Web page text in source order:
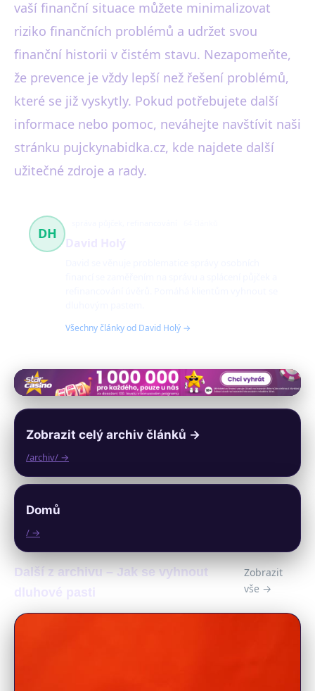
vaší finanční situace můžete minimalizovat
riziko finančních problémů a udržet svou
finanční historii v čistém stavu. Nezapomeňte,
že prevence je vždy lepší než řešení problémů,
které se již vyskytly. Pokud potřebujete další
informace nebo pomoc, neváhejte navštívit naši
stránku pujckynabidka.cz, kde najdete další
užitečné zdroje a rady.
DH
Všechny články od David Holý →
Zobrazit celý archiv článků →
/archiv/ →
Domů
/ →
Další z archivu – Jak se vyhnout
dluhové pasti
Zobrazit
vše →